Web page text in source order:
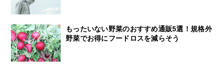
もったいない野菜のおすすめ通販5選！規格外
野菜でお得にフードロスを減らそう